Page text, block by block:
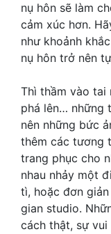
nụ hôn sẽ làm
cảm xúc hơn.
như khoảnh
nụ hôn trở nên
Thì thầm vào tai
phá lên… những
nên những bức
thêm các tương
trang phục cho
nhau nhảy một
tì, hoặc đơn
gian studio.
cách thật, sự